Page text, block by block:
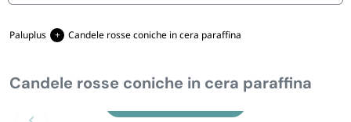
Menu
STOVIGLIE E TOVAGLIOLI
Paluplus Candele rosse coniche in cera paraffina
Candele rosse coniche in cera paraffina
Zoom